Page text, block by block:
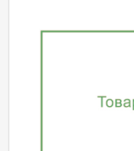
статьи